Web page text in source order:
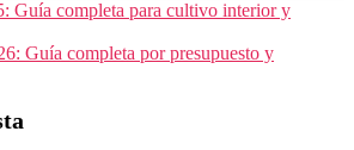
Guía completa para cultivo interior y
Guía completa por presupuesto y